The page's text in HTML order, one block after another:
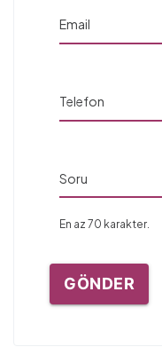
Email
Telefon
Soru
En az 70 karakter.
GÖNDER